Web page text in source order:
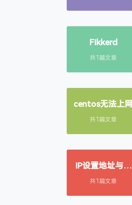
Fikkerd
共1篇文章
centos无法上网
共1篇文章
IP设置地址与网
络详细信息
共1篇文章